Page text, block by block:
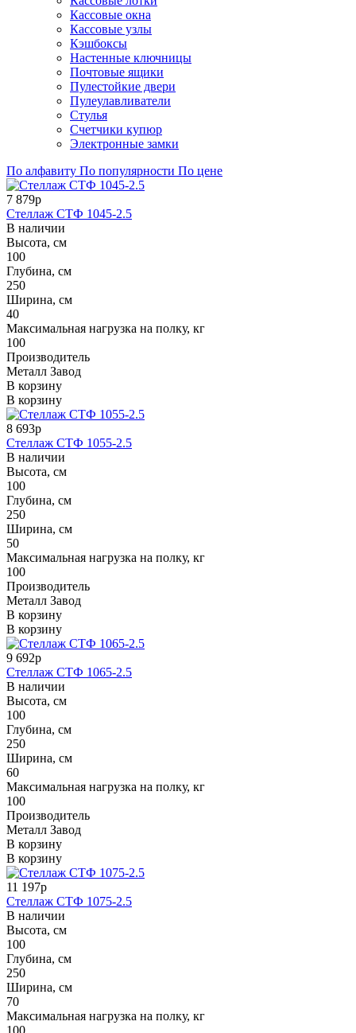
Кассовые окна
Кассовые узлы
Кэшбоксы
Настенные ключницы
Почтовые ящики
Пулестойкие двери
Пулеулавливатели
Стулья
Счетчики купюр
Электронные замки
По алфавиту По популярности По цене
7 879р
Стеллаж СТФ 1045-2.5
В наличии
Высота, см
100
Глубина, см
250
Ширина, см
40
Максимальная нагрузка на полку, кг
100
Производитель
Металл Завод
В корзину
В корзину
8 693р
Стеллаж СТФ 1055-2.5
В наличии
Высота, см
100
Глубина, см
250
Ширина, см
50
Максимальная нагрузка на полку, кг
100
Производитель
Металл Завод
В корзину
В корзину
9 692р
Стеллаж СТФ 1065-2.5
В наличии
Высота, см
100
Глубина, см
250
Ширина, см
60
Максимальная нагрузка на полку, кг
100
Производитель
Металл Завод
В корзину
В корзину
11 197р
Стеллаж СТФ 1075-2.5
В наличии
Высота, см
100
Глубина, см
250
Ширина, см
70
Максимальная нагрузка на полку, кг
100